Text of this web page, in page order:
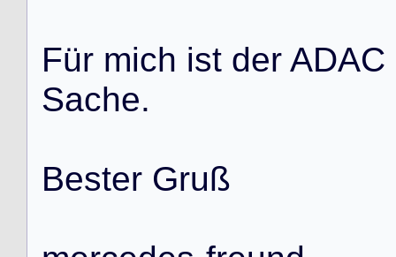
Für mich ist der ADAC
Sache.
Bester Gruß